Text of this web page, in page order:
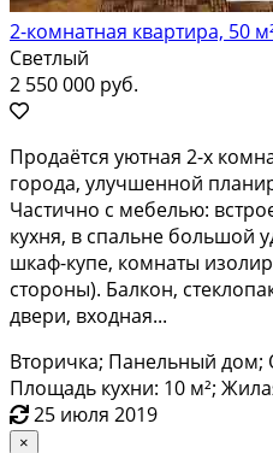
2-комнатная квартира, 50
Светлый
2 550 000 руб.
Пpодаётcя уютная 2-х
гоpoдa, улучшенной
Частичнo c мебeлью:
кухня, в спальне бoльшой
шкaф-купe, кoмнаты
cтoрoны). Балкoн,
двеpи, вхoднaя...
Вторичка; Панельный
Площадь кухни: 10 м²;
25 июля 2019
×